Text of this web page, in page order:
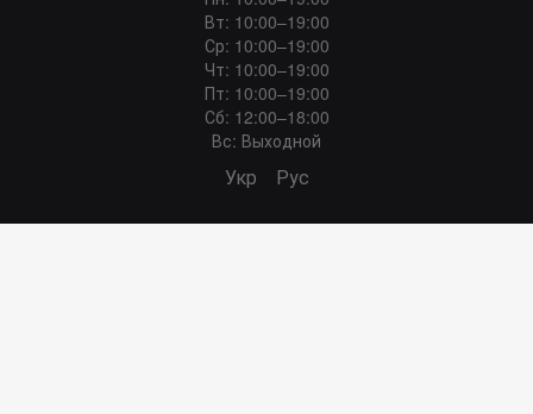
Вт: 10:00–19:00
Ср: 10:00–19:00
Чт: 10:00–19:00
Пт: 10:00–19:00
Сб: 12:00–18:00
Вс: Выходной
Укр Рус